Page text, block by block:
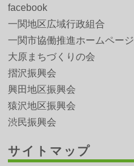
facebook
一関地区広域行政組合
一関市協働推進ホームページ
大原まちづくりの会
摺沢振興会
興田地区振興会
猿沢地区振興会
渋民振興会
サイトマップ